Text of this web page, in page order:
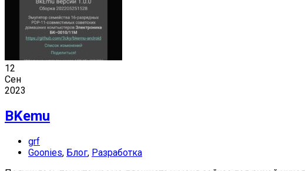
12
Сен
2023
BKemu
grf
Goonies, Блог, Разработка